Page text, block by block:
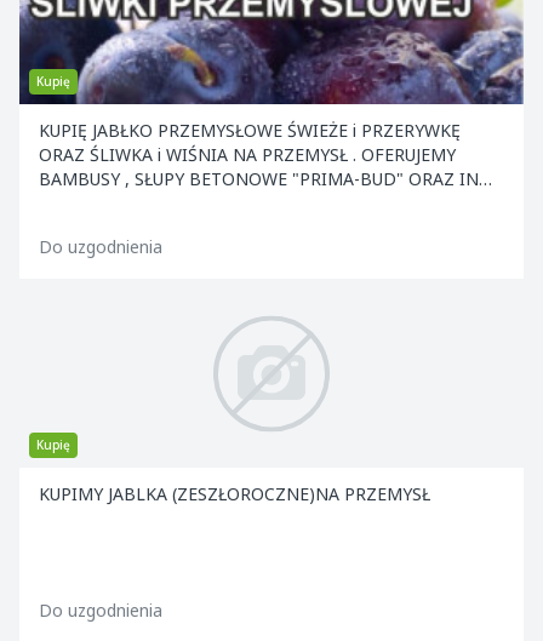
Kupię
KUPIĘ JABŁKO PRZEMYSŁOWE ŚWIEŻE i PRZERYWKĘ
ORAZ ŚLIWKA i WIŚNIA NA PRZEMYSŁ . OFERUJEMY
BAMBUSY , SŁUPY BETONOWE "PRIMA-BUD" ORAZ INNE
Do uzgodnienia
Kupię
KUPIMY JABLKA (ZESZŁOROCZNE)NA PRZEMYSŁ
Do uzgodnienia